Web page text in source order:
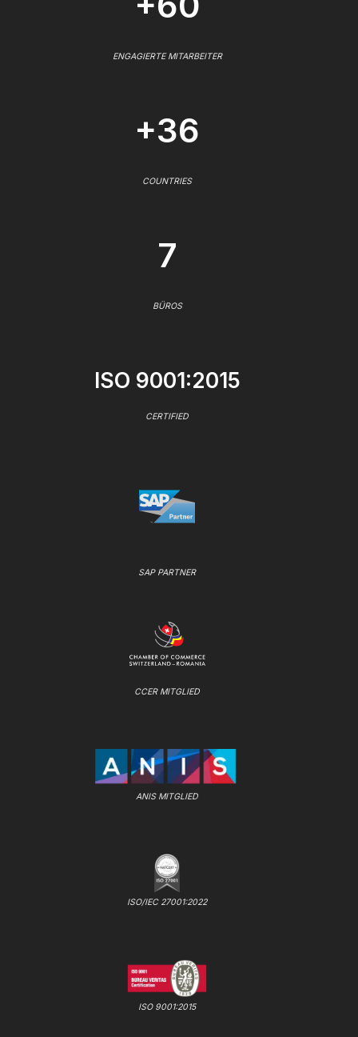
ENGAGIERTE MITARBEITER
+36
COUNTRIES
7
BÜROS
ISO 9001:2015
CERTIFIED
SAP PARTNER
CCER MITGLIED
ANIS MITGLIED
ISO/IEC 27001:2022
ISO 9001:2015